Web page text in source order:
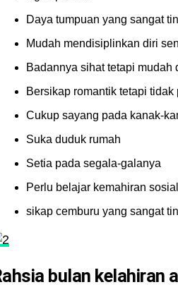
Daya tumpuan yang sangat
Mudah mendisiplinkan diri
Badannya sihat tetapi mudah
Bersikap romantik tetapi
Cukup sayang pada kanak-
Suka duduk rumah
Setia pada segala-galanya
Perlu belajar kemahiran sosial
sikap cemburu yang sangat
bulan kelahiran